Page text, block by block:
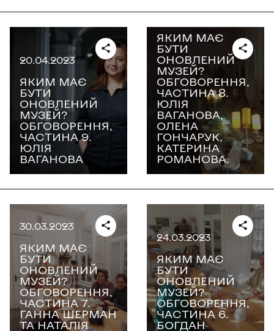
20.04.2023
ЯКИМ МАЄ
БУТИ
ОНОВЛЕНИЙ
МУЗЕЙ?
ОБГОВОРЕННЯ,
ЧАСТИНА 9.
ЮЛІЯ
ВАГАНОВА
19.04.2023
ЯКИМ МАЄ
БУТИ
ОНОВЛЕНИЙ
МУЗЕЙ?
ОБГОВОРЕННЯ,
ЧАСТИНА 8.
ЮЛІЯ
ВАГАНОВА,
ОЛЕНА
ГОНЧАРУК,
КАТЕРИНА
РОМАНОВА.
30.03.2023
ЯКИМ МАЄ
БУТИ
ОНОВЛЕНИЙ
МУЗЕЙ?
ОБГОВОРЕННЯ,
ЧАСТИНА 7.
ГАННА ШЕРМАН
ТА НАТАЛІЯ
24.03.2023
ЯКИМ МАЄ
БУТИ
ОНОВЛЕНИЙ
МУЗЕЙ?
ОБГОВОРЕННЯ,
ЧАСТИНА 6.
БОГДАН